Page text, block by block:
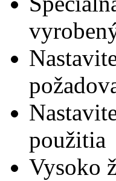
použitia
Vysoko